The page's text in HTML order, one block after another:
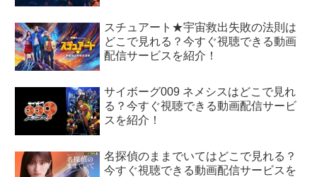
スチュアート★宇宙救出失敗の法則は
どこで見れる？今すぐ視聴できる動画
配信サービスを紹介！
サイボーグ009 ネメシスはどこで見れ
る？今すぐ視聴できる動画配信サービ
スを紹介！
名探偵のままでいてはどこで見れる？
今すぐ視聴できる動画配信サービスを